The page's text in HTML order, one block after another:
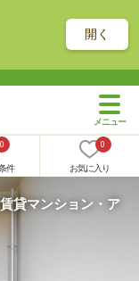
開く
0
件
0
お気に入り
貸マンション・ア